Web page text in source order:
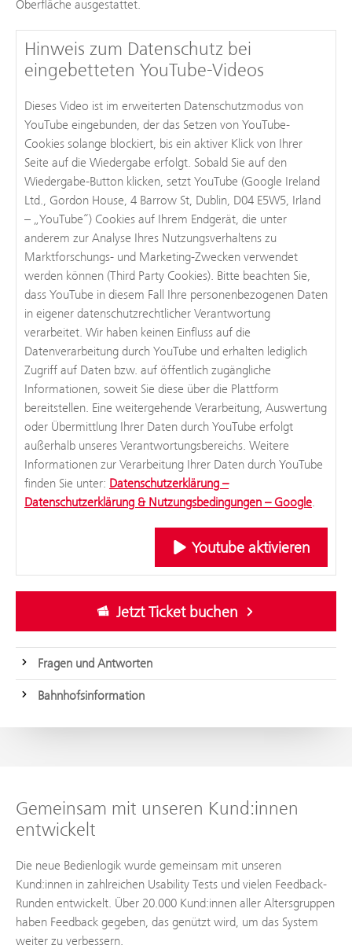
Oberfläche ausgestattet.
Hinweis zum Datenschutz bei
eingebetteten YouTube-Videos
Dieses Video ist im erweiterten Datenschutzmodus von
YouTube eingebunden, der das Setzen von YouTube-
Cookies solange blockiert, bis ein aktiver Klick von Ihrer
Seite auf die Wiedergabe erfolgt. Sobald Sie auf den
Wiedergabe-Button klicken, setzt YouTube (Google Ireland
Ltd., Gordon House, 4 Barrow St, Dublin, D04 E5W5, Irland
– „YouTube“) Cookies auf Ihrem Endgerät, die unter
anderem zur Analyse Ihres Nutzungsverhaltens zu
Marktforschungs- und Marketing-Zwecken verwendet
werden können (Third Party Cookies). Bitte beachten Sie,
dass YouTube in diesem Fall Ihre personenbezogenen Daten
in eigener datenschutzrechtlicher Verantwortung
verarbeitet. Wir haben keinen Einfluss auf die
Datenverarbeitung durch YouTube und erhalten lediglich
Zugriff auf Daten bzw. auf öffentlich zugängliche
Informationen, soweit Sie diese über die Plattform
bereitstellen. Eine weitergehende Verarbeitung, Auswertung
oder Übermittlung Ihrer Daten durch YouTube erfolgt
außerhalb unseres Verantwortungsbereichs. Weitere
Informationen zur Verarbeitung Ihrer Daten durch YouTube
finden Sie unter: Datenschutzerklärung –
Datenschutzerklärung & Nutzungsbedingungen – Google.
Youtube aktivieren
Jetzt Ticket buchen
Fragen und Antworten
Bahnhofsinformation
Gemeinsam mit unseren Kund:innen
entwickelt
Die neue Bedienlogik wurde gemeinsam mit unseren
Kund:innen in zahlreichen Usability Tests und vielen Feedback-
Runden entwickelt. Über 20.000 Kund:innen aller Altersgruppen
haben Feedback gegeben, das genützt wird, um das System
weiter zu verbessern.